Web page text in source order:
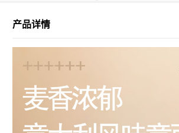
产品详情